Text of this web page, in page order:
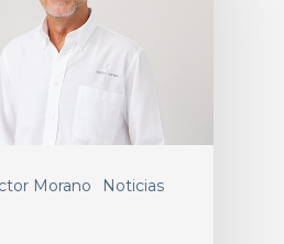
Morano Noticias